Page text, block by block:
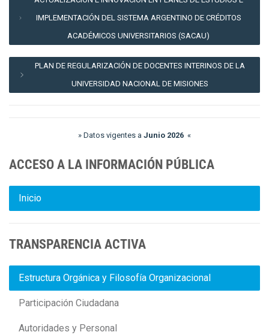
IMPLEMENTACIÓN DEL SISTEMA ARGENTINO DE CRÉDITOS
ACADÉMICOS UNIVERSITARIOS (SACAU)
PLAN DE REGULARIZACIÓN DE DOCENTES INTERINOS DE LA
UNIVERSIDAD NACIONAL DE MISIONES
» Datos vigentes a Junio 2026 «
ACCESO A LA INFORMACIÓN PÚBLICA
Inicio
TRANSPARENCIA ACTIVA
Estructura Orgánica y Filosofía Organizacional
Participación Ciudadana
Autoridades y Personal